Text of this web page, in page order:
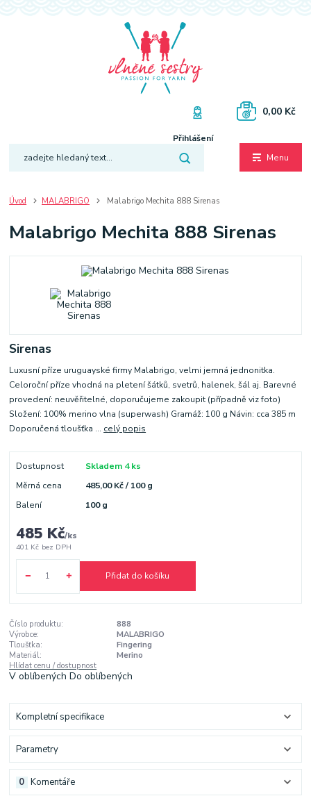
Menu
Přihlášení
0,00 Kč
Úvod MALABRIGO Malabrigo Mechita 888 Sirenas
Malabrigo Mechita 888 Sirenas
Sirenas
Luxusní příze uruguayské firmy Malabrigo, velmi jemná jednonitka.
Celoroční příze vhodná na pletení šátků, svetrů, halenek, šál aj. Barevné
provedení: neuvěřitelné, doporučujeme zakoupit (případně viz foto)
Složení: 100% merino vlna (superwash) Gramáž: 100 g Návin: cca 385 m
Doporučená tloušťka ... celý popis
Dostupnost
Skladem 4 ks
Měrná cena
485,00 Kč / 100 g
Balení
100 g
485 Kč/ks
401 Kč bez DPH
Přidat do košíku
Číslo produktu:
888
Výrobce:
MALABRIGO
Tloušťka:
Fingering
Materiál:
Merino
Hlídat cenu / dostupnost
V oblíbenýchDo oblíbených
Kompletní specifikace
Parametry
Komentáře
0